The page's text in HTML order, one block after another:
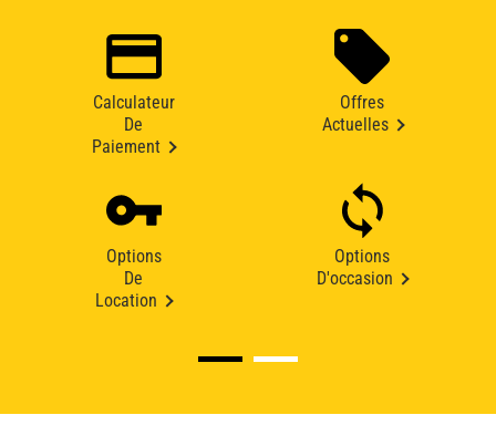
Calculateur
De
Paiement
Offres
Actuelles
Options
De
Location
Options
D'occasion